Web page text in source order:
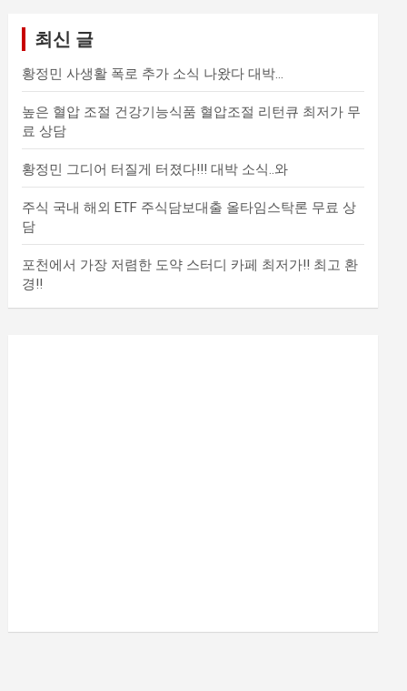
최신 글
황정민 사생활 폭로 추가 소식 나왔다 대박…
높은 혈압 조절 건강기능식품 혈압조절 리턴큐 최저가 무
료 상담
황정민 그디어 터질게 터졌다!!! 대박 소식..와
주식 국내 해외 ETF 주식담보대출 올타임스탁론 무료 상
담
포천에서 가장 저렴한 도약 스터디 카페 최저가!! 최고 환
경!!